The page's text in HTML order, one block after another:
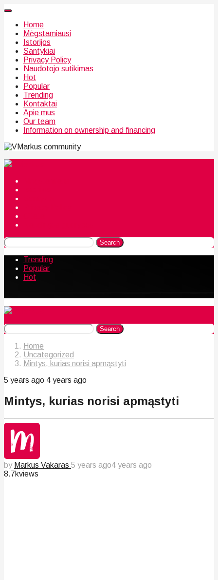
Home
Mėgstamiausi
Istorijos
Santykiai
Privacy Policy
Naudotojo sutikimas
Hot
Popular
Trending
Kontaktai
Apie mus
Our team
Information on ownership and financing
community
Search
Trending
Popular
Hot
Search
Home
Uncategorized
Mintys, kurias norisi apmąstyti
5 years ago 4 years ago
Mintys, kurias norisi apmąstyti
by Markus Vakaras 5 years ago4 years ago
8.7kviews